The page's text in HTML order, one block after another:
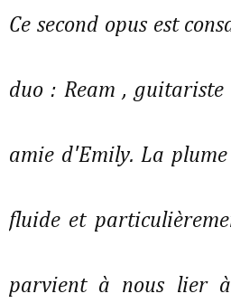
Ce second opus est
duo : Ream ,
amie d'Emily. La
fluide et
parvient à nous lier à